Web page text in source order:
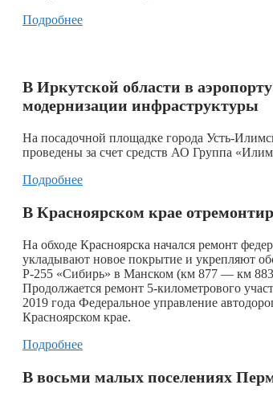
Подробнее
В Иркутской области в
модернизации инфраструктуры
На посадочной площадке города Усть-
проведены за счет средств АО Группа
Подробнее
В Красноярском крае
На обходе Красноярска начался ремонт
укладывают новое покрытие и укрепляют
Р-255 «Сибирь» в Манском (км 877 — км
Продолжается ремонт 5-километрового
2019 года Федеральное управление
Красноярском крае.
Подробнее
В восьми малых поселениях